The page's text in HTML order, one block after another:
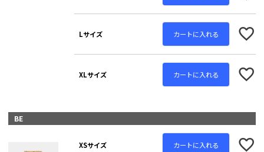
Lサイズ カートに入れる
XLサイズ カートに入れる
BE
XSサイズ カートに入れる